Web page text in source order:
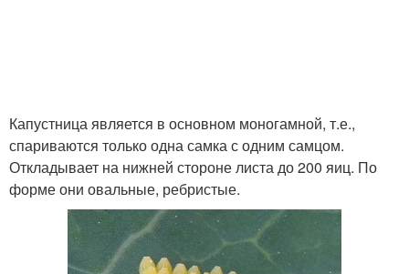
Капустница является в основном моногамной, т.е.,
спариваются только одна самка с одним самцом.
Откладывает на нижней стороне листа до 200 яиц. По
форме они овальные, ребристые.